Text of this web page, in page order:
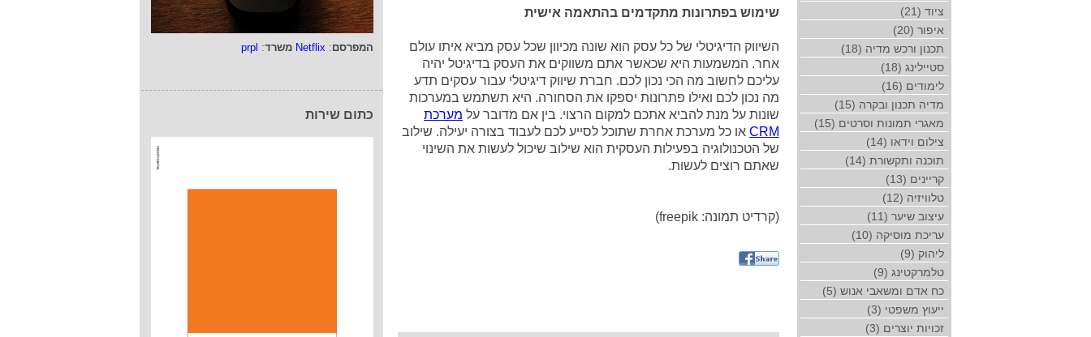
המפרסם:
Netflix משרד:
prpl
כתום שירות
שימוש בפתרונות מתקדמים בהתאמה אישית
השיווק הדיגיטלי של כל עסק הוא שונה מכיוון שכל עסק מביא איתו עולם
אחר. המשמעות היא שכאשר אתם משווקים את העסק בדיגיטל יהיה
עליכם לחשוב מה הכי נכון לכם. חברת שיווק דיגיטלי עבור עסקים תדע
מה נכון לכם ואילו פתרונות יספקו את הסחורה. היא תשתמש במערכות
שונות על מנת להביא אתכם למקום הרצוי. בין אם מדובר על מערכת
CRM או כל מערכת אחרת שתוכל לסייע לכם לעבוד בצורה יעילה. שילוב
של הטכנולוגיה בפעילות העסקית הוא שילוב שיכול לעשות את השינוי
שאתם רוצים לעשות.
(קרדיט תמונה: freepik)
ציוד (21)
איפור (20)
תכנון ורכש מדיה (18)
סטיילינג (18)
לימודים (16)
מדיה תכנון ובקרה (15)
מאגרי תמונות וסרטים (15)
צילום וידאו (14)
תוכנה ותקשורת (14)
קריינים (13)
טלוויזיה (12)
עיצוב שיער (11)
עריכת מוסיקה (10)
ליהוק (9)
טלמרקטינג (9)
כח אדם ומשאבי אנוש (5)
ייעוץ משפטי (3)
זכויות יוצרים (3)